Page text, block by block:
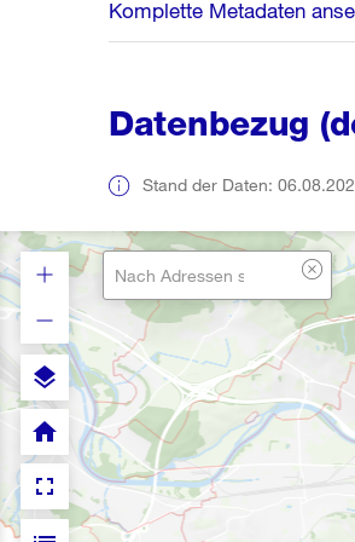
Komplette Metadaten
Datenbezug
Stand der Daten:
layers
fullscreen
home